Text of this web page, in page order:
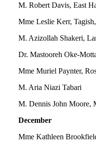
M. Robert Davis, East
Mme Leslie Kerr,
M. Azizollah Shakeri,
Dr. Mastooreh Oke-
Mme Muriel Paynter,
M. Aria Niazi Tabari
M. Dennis John Moore,
December
Mme Kathleen